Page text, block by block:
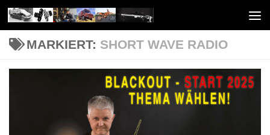
Unter dem Inhalt
MARKIERT: SHORT WAVE RADIO